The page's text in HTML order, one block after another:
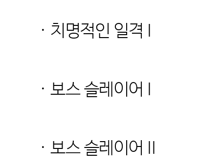
· 치명적인 일격 I
· 보스 슬레이어 I
· 보스 슬레이어 II